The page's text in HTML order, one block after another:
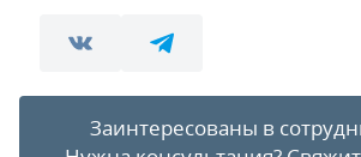
Заинтересованы в